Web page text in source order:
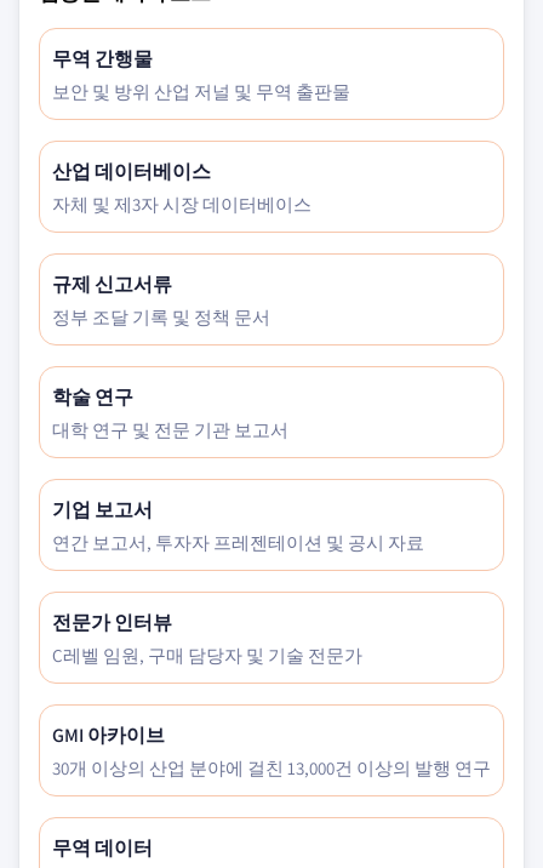
무역 간행물
보안 및 방위 산업 저널 및 무역 출판물
산업 데이터베이스
자체 및 제3자 시장 데이터베이스
규제 신고서류
정부 조달 기록 및 정책 문서
학술 연구
대학 연구 및 전문 기관 보고서
기업 보고서
연간 보고서, 투자자 프레젠테이션 및 공시 자료
전문가 인터뷰
C레벨 임원, 구매 담당자 및 기술 전문가
GMI 아카이브
30개 이상의 산업 분야에 걸친 13,000건 이상의 발행 연구
무역 데이터